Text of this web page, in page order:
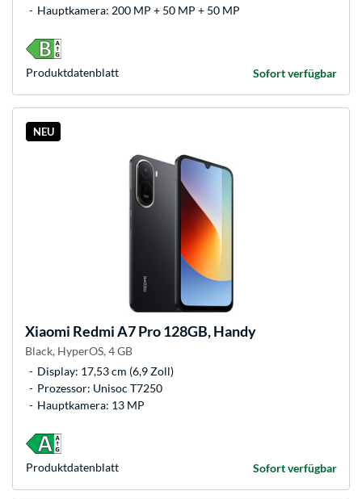
Hauptkamera: 200 MP + 50 MP + 50 MP
Sofort verfügbar
Produkt­datenblatt
NEU
Xiaomi Redmi A7 Pro 128GB, Handy
Black, HyperOS, 4 GB
Display: 17,53 cm (6,9 Zoll)
Prozessor: Unisoc T7250
Hauptkamera: 13 MP
Sofort verfügbar
Produkt­datenblatt